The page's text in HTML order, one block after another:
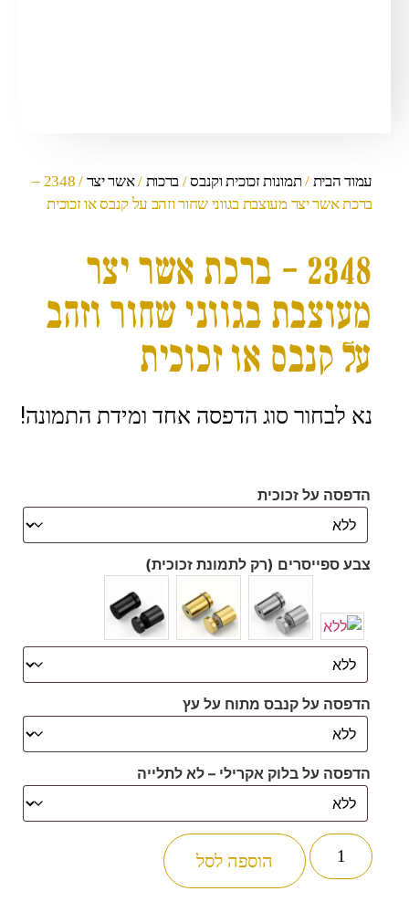
עמוד הבית /תמונות זכוכית וקנבס/ ברכות /אשר יצר
/ 2348 –
ברכת אשר יצר מעוצבת בגווני שחור וזהב על קנבס או זכוכית
2348 – ברכת אשר יצר
מעוצבת בגווני שחור וזהב
על קנבס או זכוכית
נא לבחור סוג הדפסה אחד ומידת התמונה!
הדפסה על זכוכית
צבע ספייסרים (רק לתמונת זכוכית)
הדפסה על קנבס מתוח על עץ
הדפסה על בלוק אקרילי – לא לתלייה
הוספה לסל